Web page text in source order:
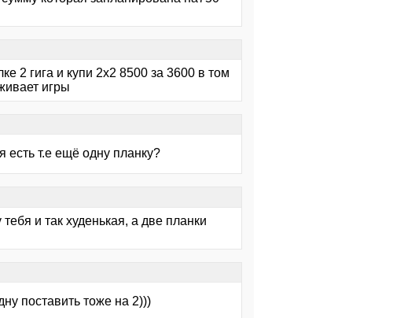
2 гига и купи 2х2 8500 за 3600 в том
игры
есть т.е ещё одну планку?
и так худенькая, а две планки
поставить тоже на 2)))